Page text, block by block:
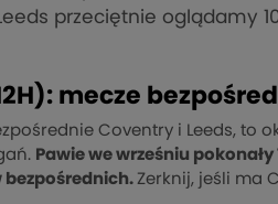
przeciętnie oglądamy
mecze
Coventry i Leeds, to
Pawie we wrześniu
bezpośrednich. Zerknij, jeśli ma